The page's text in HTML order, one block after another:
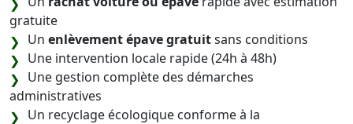
gratuite
Un enlèvement épave gratuitsans conditions
Une intervention locale rapide (24h à 48h)
Une gestion complète des démarches
administratives
Un recyclage écologique conforme à la